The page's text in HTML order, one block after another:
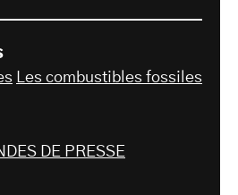
Les combustibles fossiles
DE PRESSE